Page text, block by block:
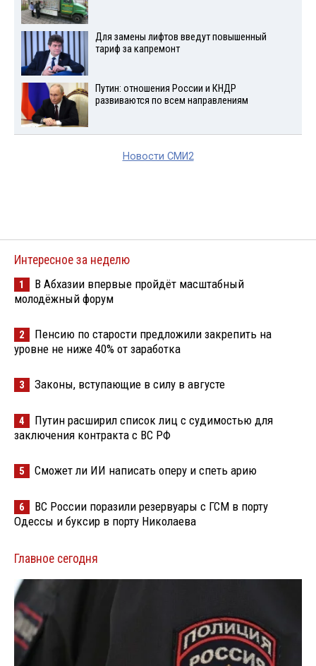
Для замены лифтов введут повышенный
тариф за капремонт
Путин: отношения России и КНДР
развиваются по всем направлениям
Новости СМИ2
Интересное за неделю
1
В Абхазии впервые пройдёт масштабный
молодёжный форум
2
Пенсию по старости предложили закрепить на
уровне не ниже 40% от заработка
3 Законы, вступающие в силу в августе
4
Путин расширил список лиц с судимостью для
заключения контракта с ВС РФ
5 Сможет ли ИИ написать оперу и спеть арию
6
ВС России поразили резервуары с ГСМ в порту
Одессы и буксир в порту Николаева
Главное сегодня